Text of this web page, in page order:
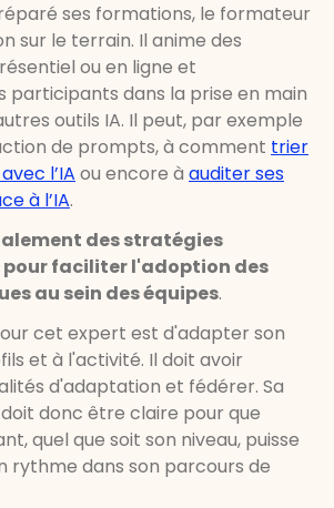
ses formations, le formateur
sur le terrain. Il anime des
ou en ligne et
participants dans la prise en main
outils IA. Il peut, par exemple
de prompts, à comment trier
l’IA ou encore à auditer ses
à l’IA.
des stratégies
faciliter l'adoption des
au sein des équipes.
cet expert est d'adapter son
et à l'activité. Il doit avoir
d'adaptation et fédérer. Sa
donc être claire pour que
quel que soit son niveau, puisse
rythme dans son parcours de